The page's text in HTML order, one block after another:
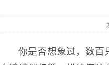
你是否想象过，数百